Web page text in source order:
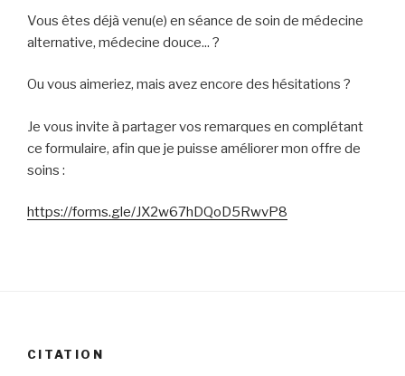
Vous êtes déjà venu(e) en séance de soin de médecine
alternative, médecine douce... ?
Ou vous aimeriez, mais avez encore des hésitations ?
Je vous invite à partager vos remarques en complétant
ce formulaire, afin que je puisse améliorer mon offre de
soins :
https://forms.gle/JX2w67hDQoD5RwvP8
CITATION